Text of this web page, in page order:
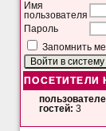
Имя
пользователя
Пароль
Запомнить
ПОСЕТИТЕЛИ
гостей: 3